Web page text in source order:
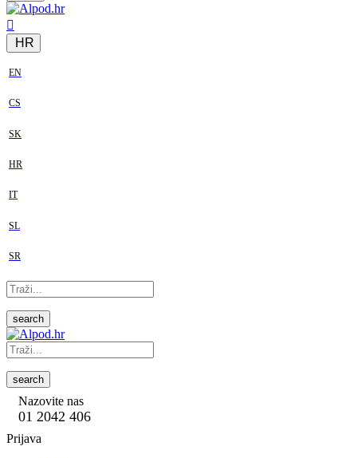
HR
EN
CS
SK
HR
IT
SL
SR
search
search
Nazovite nas
01 2042 406
Prijava